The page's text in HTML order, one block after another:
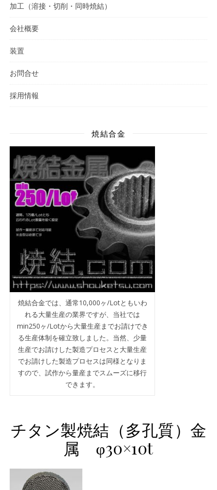
加工（溶接・切削・同時焼結）
会社概要
装置
お問合せ
採用情報
焼結合金
焼結合金では、通常10,000ヶ/Lotともいわ
れる大量生産の業界ですが、当社では
min250ヶ/Lotから大量生産までお請けでき
る生産体制を確立致しました。当然、少量
生産でお請けした製造プロセスと大量生産
でお請けした製造プロセスは同様となりま
すので、試作から量産までスムーズに移行
できます。
チタン製焼結（多孔質）金
属 φ30×10t